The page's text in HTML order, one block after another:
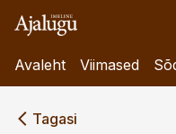
Avaleht Viimased
Tagasi